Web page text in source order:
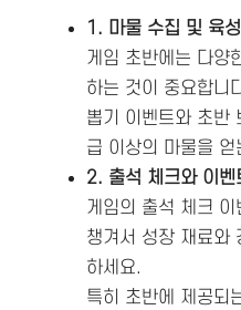
1. 마물 수집 및 육성
게임 초반에는 다양
하는 것이 중요합니
뽑기 이벤트와 초반
급 이상의 마물을
2. 출석 체크와 이벤
게임의 출석 체크 이
챙겨서 성장 재료와
하세요.
특히 초반에 제공되